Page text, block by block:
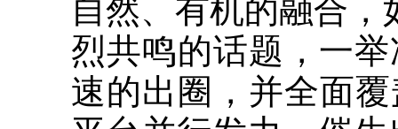
自然、有机的融合，
烈共鸣的话题，一
速的出圈，并全面